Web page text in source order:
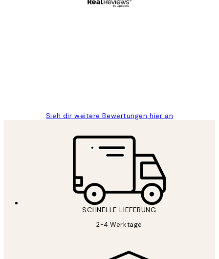
Sieh dir weitere Bewertungen hier an
SCHNELLE LIEFERUNG
2-4 Werktage